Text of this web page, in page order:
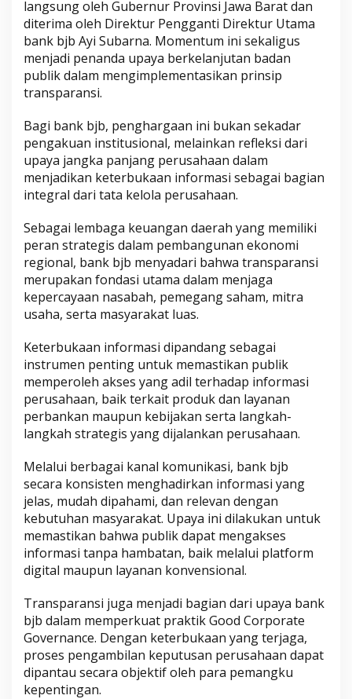
langsung oleh Gubernur Provinsi Jawa Barat dan
diterima oleh Direktur Pengganti Direktur Utama
bank bjb Ayi Subarna. Momentum ini sekaligus
menjadi penanda upaya berkelanjutan badan
publik dalam mengimplementasikan prinsip
transparansi.
Bagi bank bjb, penghargaan ini bukan sekadar
pengakuan institusional, melainkan refleksi dari
upaya jangka panjang perusahaan dalam
menjadikan keterbukaan informasi sebagai bagian
integral dari tata kelola perusahaan.
Sebagai lembaga keuangan daerah yang memiliki
peran strategis dalam pembangunan ekonomi
regional, bank bjb menyadari bahwa transparansi
merupakan fondasi utama dalam menjaga
kepercayaan nasabah, pemegang saham, mitra
usaha, serta masyarakat luas.
Keterbukaan informasi dipandang sebagai
instrumen penting untuk memastikan publik
memperoleh akses yang adil terhadap informasi
perusahaan, baik terkait produk dan layanan
perbankan maupun kebijakan serta langkah-
langkah strategis yang dijalankan perusahaan.
Melalui berbagai kanal komunikasi, bank bjb
secara konsisten menghadirkan informasi yang
jelas, mudah dipahami, dan relevan dengan
kebutuhan masyarakat. Upaya ini dilakukan untuk
memastikan bahwa publik dapat mengakses
informasi tanpa hambatan, baik melalui platform
digital maupun layanan konvensional.
Transparansi juga menjadi bagian dari upaya bank
bjb dalam memperkuat praktik Good Corporate
Governance. Dengan keterbukaan yang terjaga,
proses pengambilan keputusan perusahaan dapat
dipantau secara objektif oleh para pemangku
kepentingan.